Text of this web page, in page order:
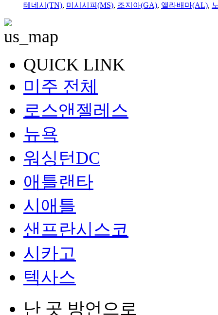
테네시(TN), 미시시피(MS), 조지아(GA), 앨라배마(AL),
QUICK LINK
미주 전체
로스앤젤레스
뉴욕
워싱턴DC
애틀랜타
시애틀
샌프란시스코
시카고
텍사스
난 곳 방언으로